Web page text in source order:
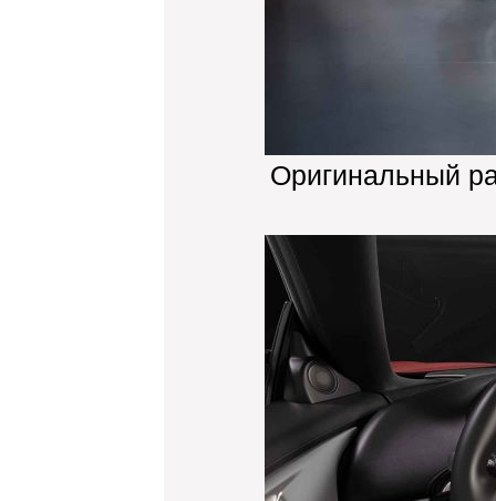
Оригинальный